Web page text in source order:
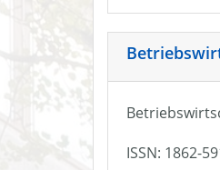
ISSN: 1862-